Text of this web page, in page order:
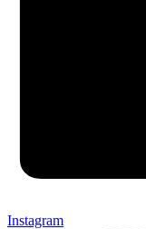
Instagram